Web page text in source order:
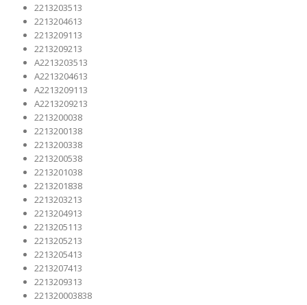
2213203513
2213204613
2213209113
2213209213
A2213203513
A2213204613
A2213209113
A2213209213
2213200038
2213200138
2213200338
2213200538
2213201038
2213201838
2213203213
2213204913
2213205113
2213205213
2213205413
2213207413
2213209313
221320003838